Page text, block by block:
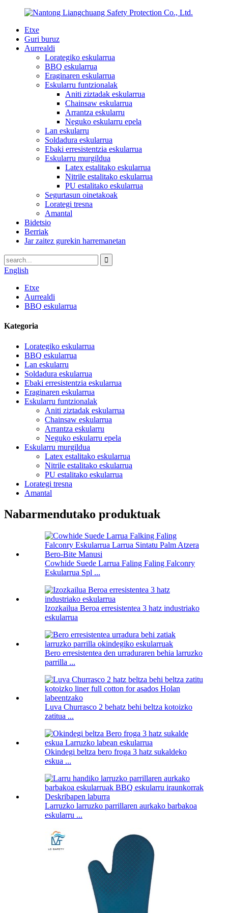
Etxe
Guri buruz
Aurrealdi
Lorategiko eskularrua
BBQ eskularrua
Eraginaren eskularrua
Eskularru funtzionalak
Aniti ziztadak eskularrua
Chainsaw eskularrua
Arrantza eskularru
Neguko eskularru epela
Lan eskularru
Soldadura eskularrua
Ebaki erresistentzia eskularrua
Eskularru murgildua
Latex estalitako eskularrua
Nitrile estalitako eskularrua
PU estalitako eskularrua
Segurtasun oinetakoak
Lorategi tresna
Amantal
Bidetsio
Berriak
Jar zaitez gurekin harremanetan
English
Etxe
Aurrealdi
BBQ eskularrua
Kategoria
Lorategiko eskularrua
BBQ eskularrua
Lan eskularru
Soldadura eskularrua
Ebaki erresistentzia eskularrua
Eraginaren eskularrua
Eskularru funtzionalak
Aniti ziztadak eskularrua
Chainsaw eskularrua
Arrantza eskularru
Neguko eskularru epela
Eskularru murgildua
Latex estalitako eskularrua
Nitrile estalitako eskularrua
PU estalitako eskularrua
Lorategi tresna
Amantal
Nabarmendutako produktuak
Cowhide Suede Larrua Faling Faling Falconry
Eskularrua Spl ...
Izozkailua Beroa erresistentea 3 hatz industriako
eskularrua
Bero erresistentea den urraduraren behia larruzko
parrilla ...
Luva Churrasco 2 behatz behi beltza kotoizko
zatitua ...
Okindegi beltza bero froga 3 hatz sukaldeko
eskua ...
Larruzko larruzko parrillaren aurkako barbakoa
eskularru ...